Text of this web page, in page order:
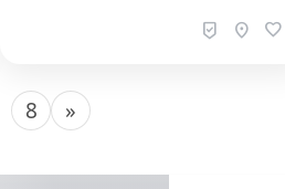
beenhere location_on favorite
8 »